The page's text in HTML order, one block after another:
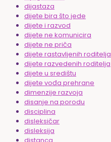
dijastaza
dijete bira što jede
dijete i razvod
dijete ne komunicira
dijete ne priča
dijete rastavljenih roditelja
dijete razvedenih roditelja
dijete u središtu
dijete vođa prehrane
dimenzije razvoja
disanje na porodu
disciplina
disleksičar
disleksija